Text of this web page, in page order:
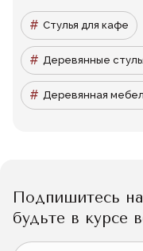
Стулья для кафе
Деревянные
Деревянная
Подпишитесь
будьте в курсе